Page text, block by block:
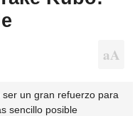
un gran refuerzo para
sencillo posible